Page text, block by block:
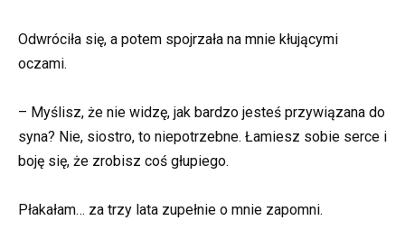
Odwróciła się, a potem spojrzała na mnie kłującymi
oczami.
– Myślisz, że nie widzę, jak bardzo jesteś przywiązana do
syna? Nie, siostro, to niepotrzebne. Łamiesz sobie serce i
boję się, że zrobisz coś głupiego.
Płakałam… za trzy lata zupełnie o mnie zapomni.